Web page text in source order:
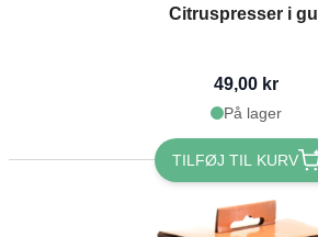
Citruspresser i gul
49,00 kr
På lager
TILFØJ TIL KURV